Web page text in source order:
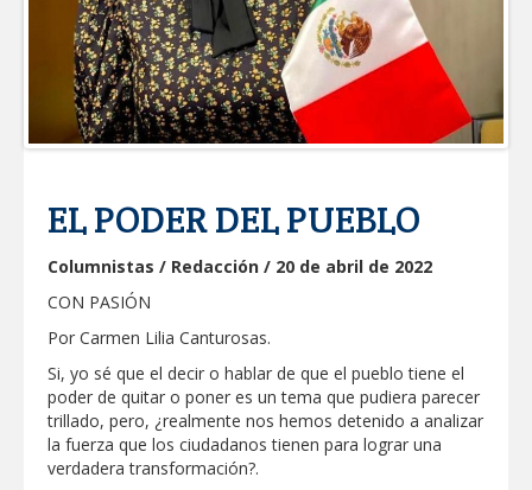
CARMEN LILIA CANTUROSAS LE
CUMPLE A FAMILIAS DEL PONIENTE:
ABREN INSCRIPCIONES PARA NUEVA
PRIMARIA EN EL PROGRESO
Entrega SEBIEN paquetes alimentarios
en Tampico
FORTALECE IMJUVE SALUD MENTAL DE
Llama Carlos Peña Ortiz a realizar
bioética en Tamaulipas
EXHORTA PROTECCIÓN CIVIL A
EXTREMAR PRECAUCIONES ANTE
ALTAS TEMPERATURAS DURANTE EL
PERIODO VACACIONAL
"Jefes de Familia", programa de apoyo
social municipal para los reynosenses
EL PODER DEL PUEBLO
Columnistas / Redacción / 20 de abril de 2022
CON PASIÓN
Por Carmen Lilia Canturosas.
Si, yo sé que el decir o hablar de que el pueblo tiene el
poder de quitar o poner es un tema que pudiera parecer
trillado, pero, ¿realmente nos hemos detenido a analizar
la fuerza que los ciudadanos tienen para lograr una
verdadera transformación?.